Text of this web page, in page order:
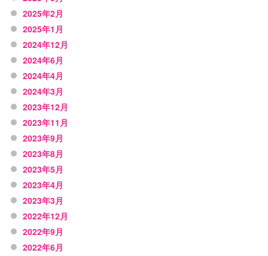
2025年2月
2025年1月
2024年12月
2024年6月
2024年4月
2024年3月
2023年12月
2023年11月
2023年9月
2023年8月
2023年5月
2023年4月
2023年3月
2022年12月
2022年9月
2022年6月